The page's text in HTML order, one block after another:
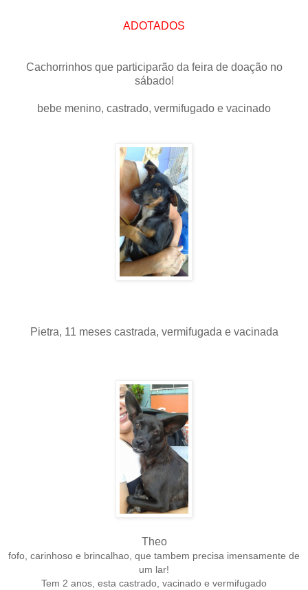
ADOTADOS
Cachorrinhos que participarão da feira de doação no
sábado!
bebe menino, castrado, vermifugado e vacinado
Pietra, 11 meses castrada, vermifugada e vacinada
Theo
fofo, carinhoso e brincalhao, que tambem precisa imensamente de
um lar!
Tem 2 anos, esta castrado, vacinado e vermifugado